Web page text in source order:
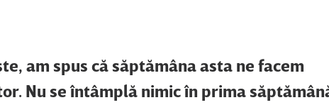
am spus că săptămâna asta ne facem
Nu se întâmplă nimic în prima